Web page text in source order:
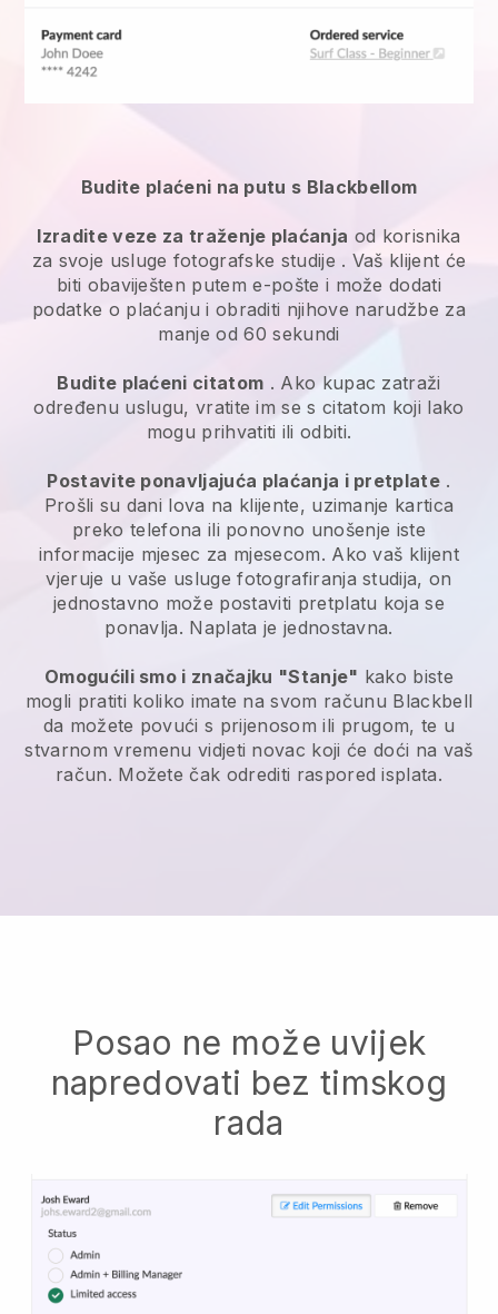
Budite plaćeni na putu s Blackbellom
Izradite veze za traženje plaćanja od korisnika
za svoje usluge fotografske studije . Vaš klijent će
biti obaviješten putem e-pošte i može dodati
podatke o plaćanju i obraditi njihove narudžbe za
manje od 60 sekundi
Budite plaćeni citatom . Ako kupac zatraži
određenu uslugu, vratite im se s citatom koji lako
mogu prihvatiti ili odbiti.
Postavite ponavljajuća plaćanja i pretplate .
Prošli su dani lova na klijente, uzimanje kartica
preko telefona ili ponovno unošenje iste
informacije mjesec za mjesecom. Ako vaš klijent
vjeruje u vaše usluge fotografiranja studija, on
jednostavno može postaviti pretplatu koja se
ponavlja. Naplata je jednostavna.
Omogućili smo i značajku "Stanje" kako biste
mogli pratiti koliko imate na svom računu Blackbell
da možete povući s prijenosom ili prugom, te u
stvarnom vremenu vidjeti novac koji će doći na vaš
račun. Možete čak odrediti raspored isplata.
Posao ne može uvijek
napredovati bez timskog
rada